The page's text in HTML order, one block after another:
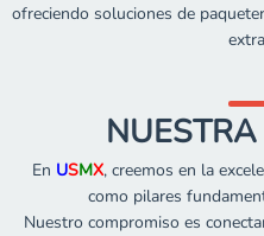
ofreciendo soluciones de
En USMX, creemos en la
como pilares
Nuestro compromiso es